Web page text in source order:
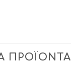
ΠΡΟΪΌΝΤΑ